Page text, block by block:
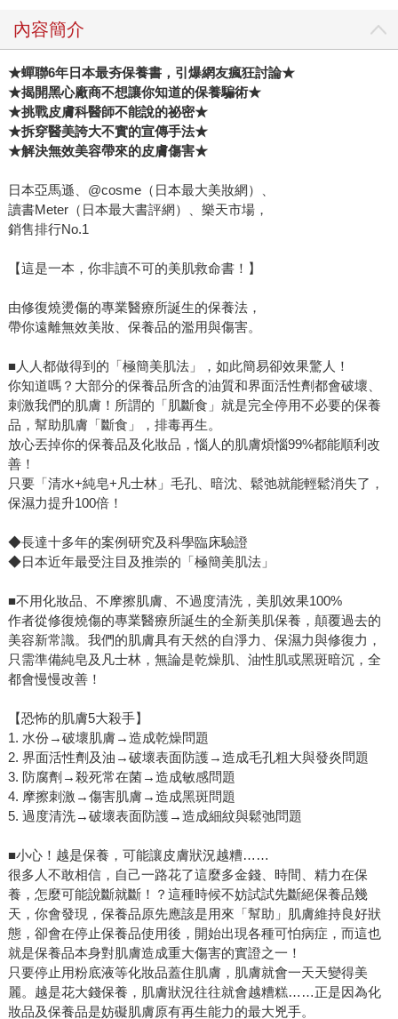
內容簡介
★蟬聯6年日本最夯保養書，引爆網友瘋狂討論★
★揭開黑心廠商不想讓你知道的保養騙術★
★挑戰皮膚科醫師不能說的祕密★
★拆穿醫美誇大不實的宣傳手法★
★解決無效美容帶來的皮膚傷害★
日本亞馬遜、@cosme（日本最大美妝網）、
讀書Meter（日本最大書評網）、樂天市場，
銷售排行No.1
【這是一本，你非讀不可的美肌救命書！】
由修復燒燙傷的專業醫療所誕生的保養法，
帶你遠離無效美妝、保養品的濫用與傷害。
■人人都做得到的「極簡美肌法」，如此簡易卻效果驚人！
你知道嗎？大部分的保養品所含的油質和界面活性劑都會破壞、
刺激我們的肌膚！所謂的「肌斷食」就是完全停用不必要的保養
品，幫助肌膚「斷食」，排毒再生。
放心丟掉你的保養品及化妝品，惱人的肌膚煩惱99%都能順利改
善！
只要「清水+純皂+凡士林」毛孔、暗沈、鬆弛就能輕鬆消失了，
保濕力提升100倍！
◆長達十多年的案例研究及科學臨床驗證
◆日本近年最受注目及推崇的「極簡美肌法」
■不用化妝品、不摩擦肌膚、不過度清洗，美肌效果100%
作者從修復燒傷的專業醫療所誕生的全新美肌保養，顛覆過去的
美容新常識。我們的肌膚具有天然的自淨力、保濕力與修復力，
只需準備純皂及凡士林，無論是乾燥肌、油性肌或黑斑暗沉，全
都會慢慢改善！
【恐怖的肌膚5大殺手】
1. 水份→破壞肌膚→造成乾燥問題
2. 界面活性劑及油→破壞表面防護→造成毛孔粗大與發炎問題
3. 防腐劑→殺死常在菌→造成敏感問題
4. 摩擦刺激→傷害肌膚→造成黑斑問題
5. 過度清洗→破壞表面防護→造成細紋與鬆弛問題
■小心！越是保養，可能讓皮膚狀況越糟……
很多人不敢相信，自己一路花了這麼多金錢、時間、精力在保
養，怎麼可能說斷就斷！？這種時候不妨試試先斷絕保養品幾
天，你會發現，保養品原先應該是用來「幫助」肌膚維持良好狀
態，卻會在停止保養品使用後，開始出現各種可怕病症，而這也
就是保養品本身對肌膚造成重大傷害的實證之一！
只要停止用粉底液等化妝品蓋住肌膚，肌膚就會一天天變得美
麗。越是花大錢保養，肌膚狀況往往就會越糟糕……正是因為化
妝品及保養品是妨礙肌膚原有再生能力的最大兇手。